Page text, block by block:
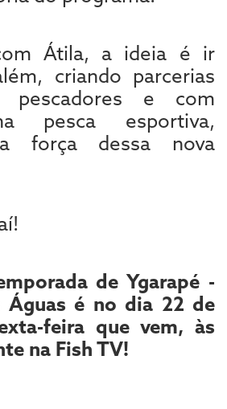
Átila, a ideia é ir
criando parcerias
pescadores e com
pesca esportiva,
força dessa nova
de Ygarapé -
Águas é no dia 22 de
feira que vem, às
na Fish TV!